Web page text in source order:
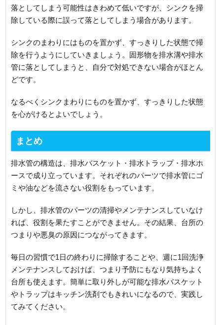
落としてしまう可能性はきわめて低いですが、シンクを掃
除している際に誤って落としてしまう場合があります。
シンクのまわりにはものを置かず、すっきりした状態で掃
除を行うようにしていきましょう。固形物を排水溝や排水
管に落としてしまうと、自分で対処できない場合がほとん
どです。
なるべくシンクまわりにものを置かず、すっきりした状態
を心がけるとよいでしょう。
まとめ
排水管の構造は、排水バスケット・排水トラップ・排水ホ
ースで成り立っています。それぞれのパーツで排水管にゴ
ミや油などを流さない役割をもっています。
しかし、排水管のパーツの清掃やメンテナンスしていなけ
れば、役割を果たすことができません。その結果、台所の
つまりや悪臭の原因につながってきます。
毎日の習慣で1日の終わりに掃除することや、週に1回洗浄
メンテナンスしておけば、つまり予防にもなり気持ちよく
台所も使えます。簡単に取り外しが可能な排水バスケット
やトラップはキッチン洗剤でもきれいになるので、実践し
てみてください。